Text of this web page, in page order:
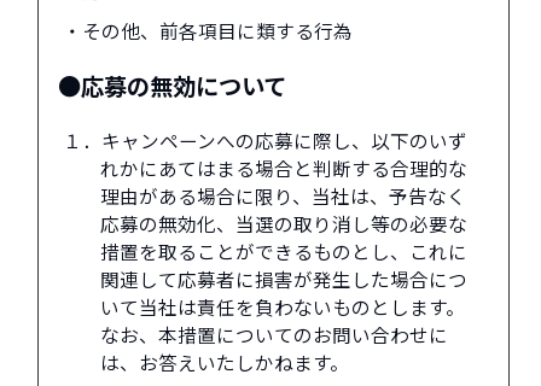
・その他、前各項目に類する行為
●応募の無効について
１．キャンペーンへの応募に際し、以下のいず
れかにあてはまる場合と判断する合理的な
理由がある場合に限り、当社は、予告なく
応募の無効化、当選の取り消し等の必要な
措置を取ることができるものとし、これに
関連して応募者に損害が発生した場合につ
いて当社は責任を負わないものとします。
なお、本措置についてのお問い合わせに
は、お答えいたしかねます。